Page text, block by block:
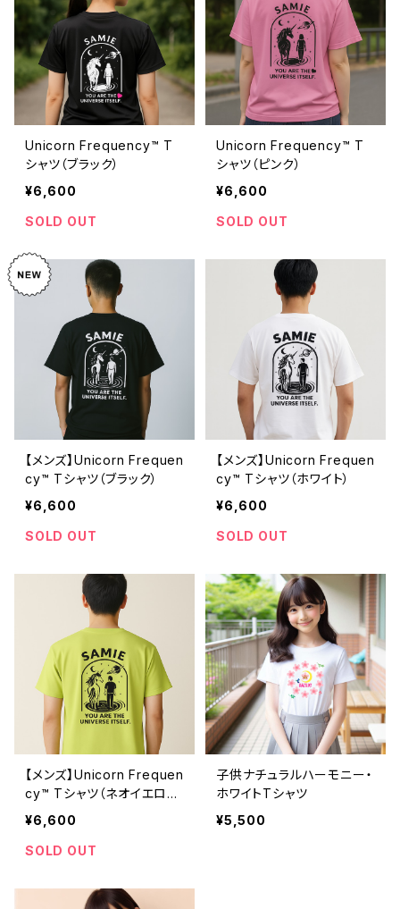
Unicorn Frequency™ T
シャツ（ブラック）
¥6,600
SOLD OUT
Unicorn Frequency™ T
シャツ（ピンク）
¥6,600
SOLD OUT
【メンズ】Unicorn Frequen
cy™ Tシャツ（ブラック）
¥6,600
SOLD OUT
【メンズ】Unicorn Frequen
cy™ Tシャツ（ホワイト）
¥6,600
SOLD OUT
【メンズ】Unicorn Frequen
cy™ Tシャツ（ネオイエロ
ー）
¥6,600
SOLD OUT
子供ナチュラルハーモニー・
ホワイトTシャツ
¥5,500